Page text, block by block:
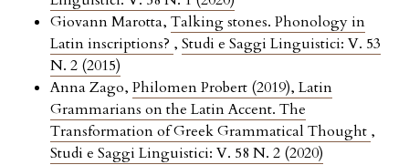
Giovann Marotta, Talking stones. Phonology in
Latin inscriptions? , Studi e Saggi Linguistici: V. 53
N. 2 (2015)
Anna Zago, Philomen Probert (2019), Latin
Grammarians on the Latin Accent. The
Transformation of Greek Grammatical Thought ,
Studi e Saggi Linguistici: V. 58 N. 2 (2020)